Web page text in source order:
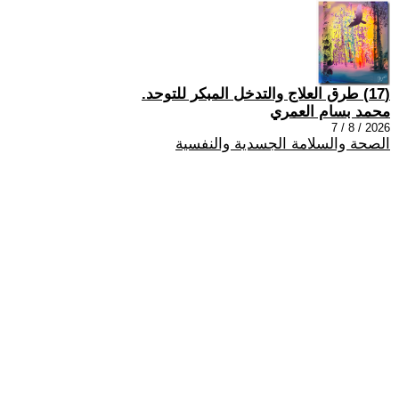
(17) طرق العلاج والتدخل المبكر للتوحد.
محمد بسام العمري
2026 / 8 / 7
الصحة والسلامة الجسدية والنفسية